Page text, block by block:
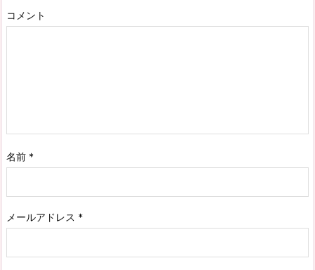
コメント
名前 *
メールアドレス *